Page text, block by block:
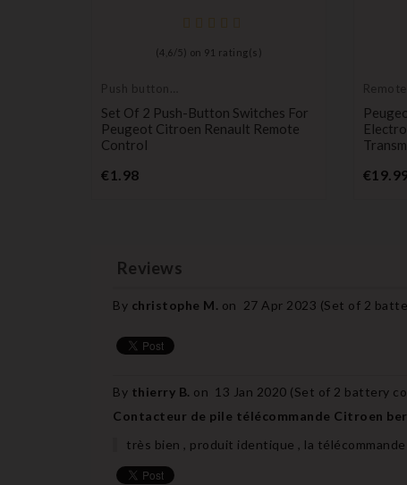
(4,6 / 5) on 91 rating(s)
Push button
Set Of 2 Push-Button Switches For
Peugeot Citroen Renault Remote
Control
€1.98Price
Reviews
By christophe M. on 27 Apr 2023 (Set of 2
By thierry B. on 13 Jan 2020 (Set of 2 battery
Contacteur de pile télécommande Citroen
très bien , produit identique , la